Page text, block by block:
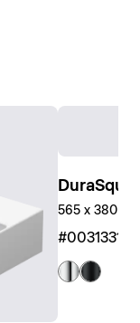
565 x 380 x